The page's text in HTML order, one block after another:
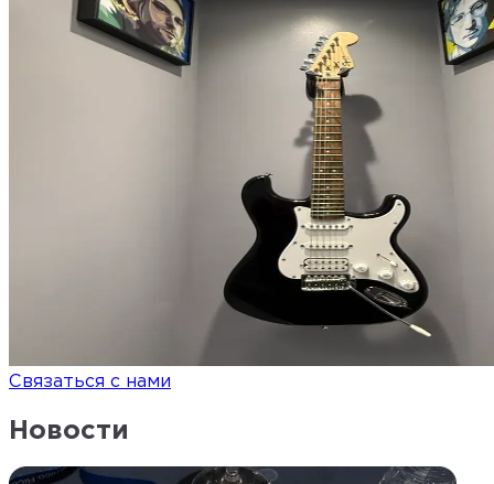
Связаться с нами
Новости